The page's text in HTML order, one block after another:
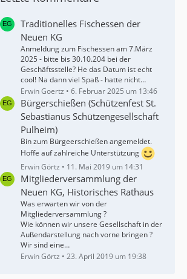
Traditionelles Fischessen der
Neuen KG
Anmeldung zum Fischessen am 7.März
2025 - bitte bis 30.10.204 bei der
Geschäftsstelle? He das Datum ist echt
cool! Na dann viel Spaß - hatte nicht…
Erwin Goertz
6. Februar 2025 um 13:46
Bürgerschießen (Schützenfest St.
Sebastianus Schützengesellschaft
Pulheim)
Bin zum Bürgeerschießen angemeldet.
Hoffe auf zahlreiche Unterstützung
Erwin Görtz
11. Mai 2019 um 14:31
Mitgliederversammlung der
Neuen KG, Historisches Rathaus
Was erwarten wir von der
Mitgliederversammlung ?
Wie können wir unsere Gesellschaft in der
Außendarstellung nach vorne bringen ?
Wir sind eine…
Erwin Görtz
23. April 2019 um 19:38